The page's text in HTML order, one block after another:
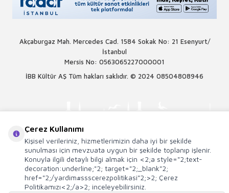
Akçaburgaz Mah. Mercedes Cad. 1584 Sokak No: 21 Esenyurt/
İstanbul
Mersis No: 0563065227000001
İBB Kültür AŞ Tüm hakları saklıdır. © 2024 08504808946
Çerez Kullanımı
Kişisel verileriniz, hizmetlerimizin daha iyi bir şekilde
sunulması için mevzuata uygun bir şekilde toplanıp işlenir.
Konuyla ilgili detaylı bilgi almak için <2;a style="2;text-
decoration:underline;"2; target="2;_blank"2;
href="2;/yardim#ssscerezpolitikasi"2;>2; Çerez
Politikamızı<2;/a>2; inceleyebilirsiniz.